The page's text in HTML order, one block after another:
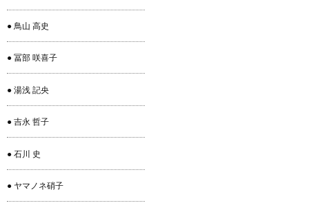
● 鳥山 高史
● 冨部 咲喜子
● 湯浅 記央
● 吉永 哲子
● 石川 史
● ヤマノネ硝子